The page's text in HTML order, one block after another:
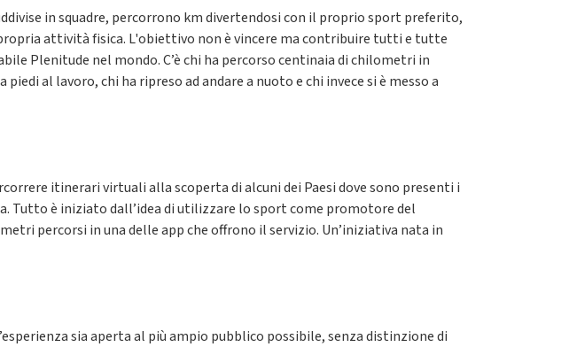
in squadre, percorrono km divertendosi con il proprio sport preferito,
attività fisica. L'obiettivo non è vincere ma contribuire tutti e tutte
Plenitude nel mondo. C’è chi ha percorso centinaia di chilometri in
al lavoro, chi ha ripreso ad andare a nuoto e chi invece si è messo a
itinerari virtuali alla scoperta di alcuni dei Paesi dove sono presenti i
Tutto è iniziato dall’idea di utilizzare lo sport come promotore del
percorsi in una delle app che offrono il servizio. Un’iniziativa nata in
sia aperta al più ampio pubblico possibile, senza distinzione di